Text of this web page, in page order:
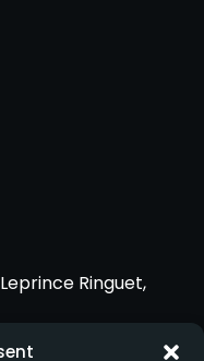
Ringuet,